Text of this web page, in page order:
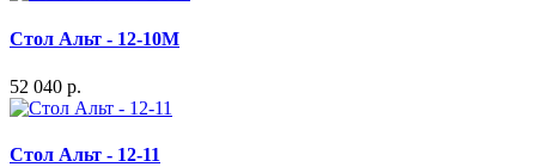
Стол Альт - 12-10М
52 040 р.
Стол Альт - 12-11